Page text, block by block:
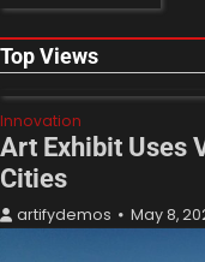
Top Views
Innovation
Art Exhibit Uses
Cities
artifydemos May 8,